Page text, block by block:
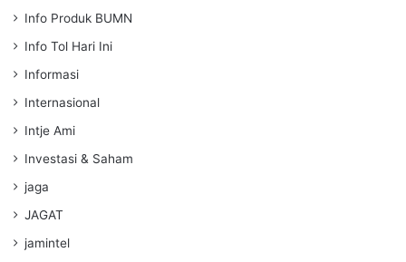
Info Produk BUMN
Info Tol Hari Ini
Informasi
Internasional
Intje Ami
Investasi & Saham
jaga
JAGAT
jamintel